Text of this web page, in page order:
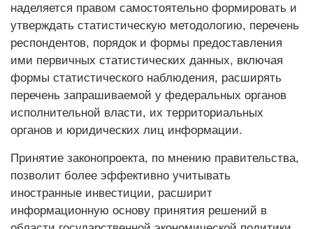
наделяется правом самостоятельно формировать и
утверждать статистическую методологию, перечень
респондентов, порядок и формы предоставления
ими первичных статистических данных, включая
формы статистического наблюдения, расширять
перечень запрашиваемой у федеральных органов
исполнительной власти, их территориальных
органов и юридических лиц информации.
Принятие законопроекта, по мнению правительства,
позволит более эффективно учитывать
иностранные инвестиции, расширит
информационную основу принятия решений в